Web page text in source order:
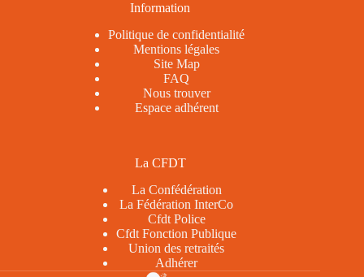
Information
Politique de confidentialité
Mentions légales
Site Map
FAQ
Nous trouver
Espace adhérent
La CFDT
La Confédération
La Fédération InterCo
Cfdt Police
Cfdt Fonction Publique
Union des retraités
Adhérer